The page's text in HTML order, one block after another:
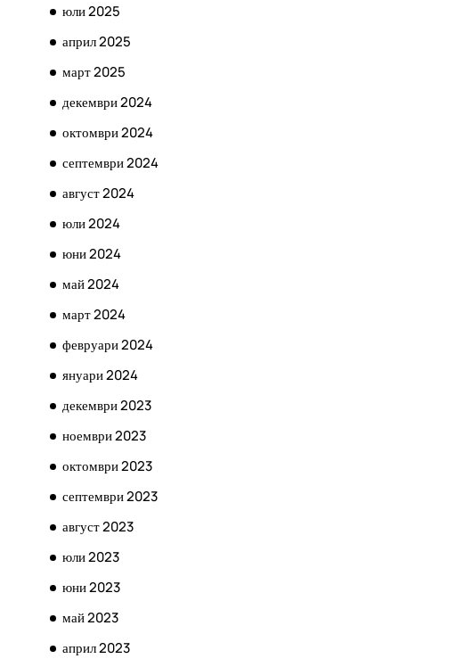
юли 2025
април 2025
март 2025
декември 2024
октомври 2024
септември 2024
август 2024
юли 2024
юни 2024
май 2024
март 2024
февруари 2024
януари 2024
декември 2023
ноември 2023
октомври 2023
септември 2023
август 2023
юли 2023
юни 2023
май 2023
април 2023